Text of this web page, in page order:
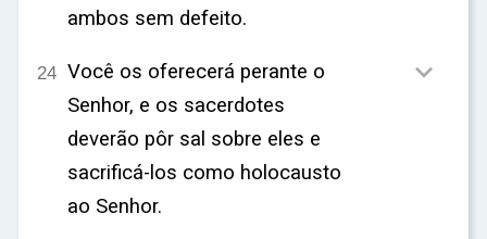
ambos sem defeito.
24 Você os oferecerá perante o
Senhor, e os sacerdotes
deverão pôr sal sobre eles e
sacrificá-los como holocausto
ao Senhor.
